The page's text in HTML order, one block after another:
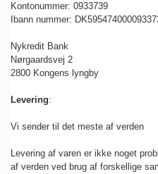
Kontonummer: 0933739
Ibann nummer:
Nykredit Bank
Nørgaardsvej 2
2800 Kongens lyngby
Levering:
Vi sender til det meste af verden
Levering af varen er ikke noget
af verden ved brug af forskellige